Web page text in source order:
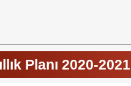
Planı 2020-2021